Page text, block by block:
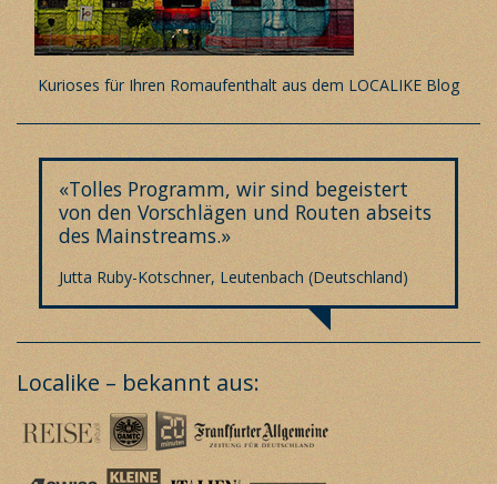
Kurioses für Ihren Romaufenthalt aus dem LOCALIKE Blog
«Tolles Programm, wir sind begeistert
von den Vorschlägen und Routen abseits
des Mainstreams.»
Jutta Ruby-Kotschner, Leutenbach (Deutschland)
Localike – bekannt aus: